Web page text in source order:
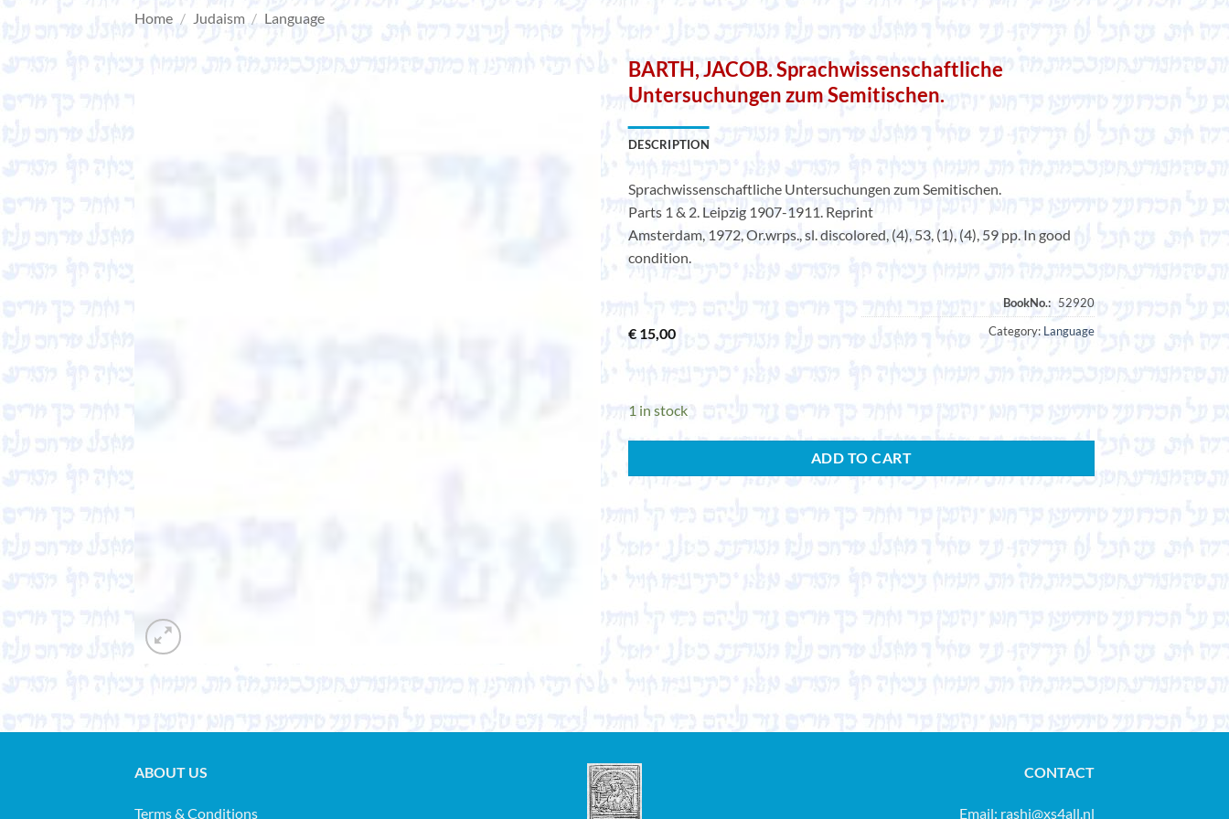
Home / Judaism / Language
BARTH, JACOB. Sprachwissenschaftliche
Untersuchungen zum Semitischen.
DESCRIPTION
Sprachwissenschaftliche Untersuchungen zum Semitischen.
Parts 1 & 2. Leipzig 1907-1911. Reprint
Amsterdam, 1972, Or.wrps., sl. discolored, (4), 53, (1), (4), 59 pp. In good
condition.
€ 15,00 Category: Language
1 in stock
ADD TO CART
ABOUT US
Terms & Conditions
CONTACT
Email: rashi@xs4all.nl